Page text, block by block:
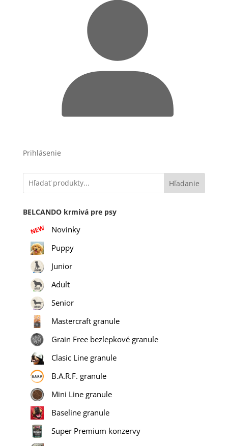
Prihlásenie
Hľadanie
BELCANDO krmivá pre psy
Novinky
Puppy
Junior
Adult
Senior
Mastercraft granule
Grain Free bezlepkové granule
Clasic Line granule
B.A.R.F. granule
Mini Line granule
Baseline granule
Super Premium konzervy